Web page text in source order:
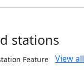
stations
Feature View all